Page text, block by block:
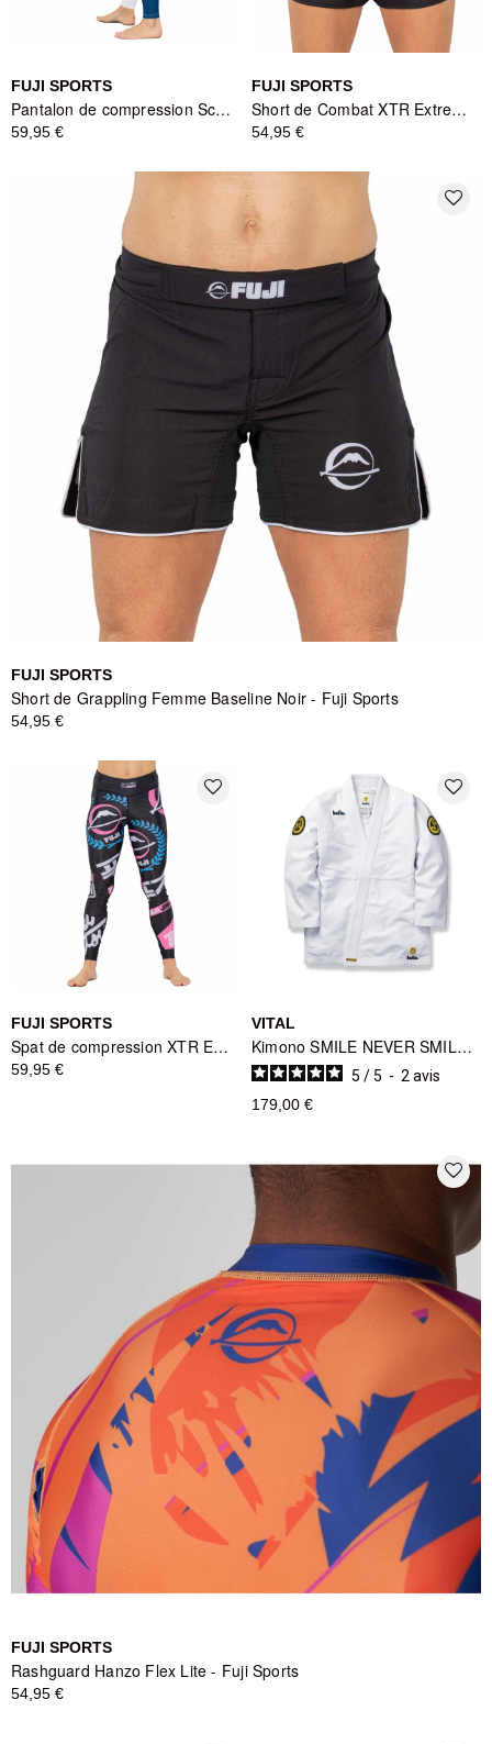
FUJI SPORTS
Pantalon de compression Script Femme Bleu - Fuji Sports
59,95 €
FUJI SPORTS
Short de Combat XTR Extreme Femme Rose - Fuji Sports
54,95 €
favorite_border
FUJI SPORTS
Short de Grappling Femme Baseline Noir - Fuji Sports
54,95 €
favorite_border
FUJI SPORTS
Spat de compression XTR Extreme Femme Rose - Fuji Sports
59,95 €
favorite_border
VITAL
Kimono SMILE NEVER SMILE Blanc - Vital
5 /5 - 2 avis
179,00 €
favorite_border
FUJI SPORTS
Rashguard Hanzo Flex Lite - Fuji Sports
54,95 €